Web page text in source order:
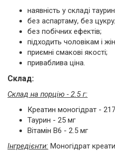
наявність у складі
без аспартаму, без цукру;
без побічних ефектів;
підходить чоловікам і
приємні смакові якості;
приваблива ціна.
Склад:
Склад на порцію - 2.5 г:
Креатин моногідрат -
Таурин - 25 мг
Вітамін B6 - 2.5 мг
Інгредієнти: Моногідрат